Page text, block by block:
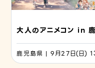
大人のアニメコン in
鹿児島県 | 9月27日(日)